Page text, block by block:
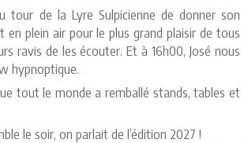
tour de la Lyre Sulpicienne de donner son
en plein air pour le plus grand plaisir de tous
ravis de les écouter. Et à 16h00, José nous
hypnoptique.
tout le monde a remballé stands, tables et
le soir, on parlait de l’édition 2027 !